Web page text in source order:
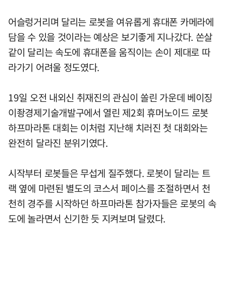
어슬렁거리며 달리는 로봇을 여유롭게 휴대폰 카메라에
담을 수 있을 것이라는 예상은 보기좋게 지나갔다. 쏜살
같이 달리는 속도에 휴대폰을 움직이는 손이 제대로 따
라가기 어려울 정도였다.
19일 오전 내외신 취재진의 관심이 쏠린 가운데 베이징
이좡경제기술개발구에서 열린 제2회 휴머노이드 로봇
하프마라톤 대회는 이처럼 지난해 치러진 첫 대회와는
완전히 달라진 분위기였다.
시작부터 로봇들은 무섭게 질주했다. 로봇이 달리는 트
랙 옆에 마련된 별도의 코스서 페이스를 조절하면서 천
천히 경주를 시작하던 하프마라톤 참가자들은 로봇의 속
도에 놀라면서 신기한 듯 지켜보며 달렸다.